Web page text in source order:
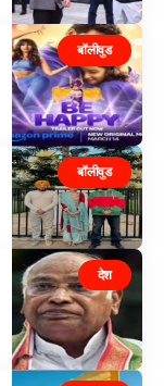
बॉलीवुड
बॉलीवुड
देश